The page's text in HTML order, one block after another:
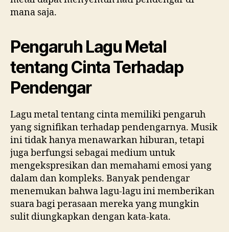
mana saja.
Pengaruh Lagu Metal
tentang Cinta Terhadap
Pendengar
Lagu metal tentang cinta memiliki pengaruh
yang signifikan terhadap pendengarnya. Musik
ini tidak hanya menawarkan hiburan, tetapi
juga berfungsi sebagai medium untuk
mengekspresikan dan memahami emosi yang
dalam dan kompleks. Banyak pendengar
menemukan bahwa lagu-lagu ini memberikan
suara bagi perasaan mereka yang mungkin
sulit diungkapkan dengan kata-kata.